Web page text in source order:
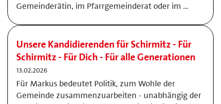
Gemeinderätin, im Pfarrgemeinderat oder im …
Unsere Kandidierenden für Schirmitz - Für
Schirmitz - Für Dich - Für alle Generationen
13.02.2026
Für Markus bedeutet Politik, zum Wohle der
Gemeinde zusammenzuarbeiten - unabhängig der